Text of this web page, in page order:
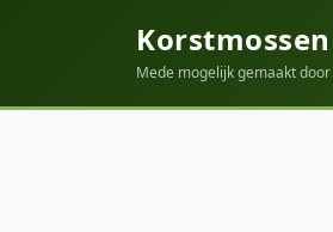
Korstmossen
Mede mogelijk gemaakt door